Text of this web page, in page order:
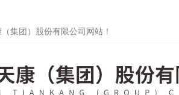
集团）股份有限公司网站！